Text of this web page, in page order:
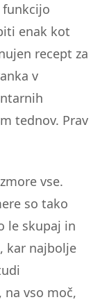
funkcijo
enak kot
recept za
v
tednov. Prav
vse.
so tako
le skupaj in
kar najbolje
vso moč,